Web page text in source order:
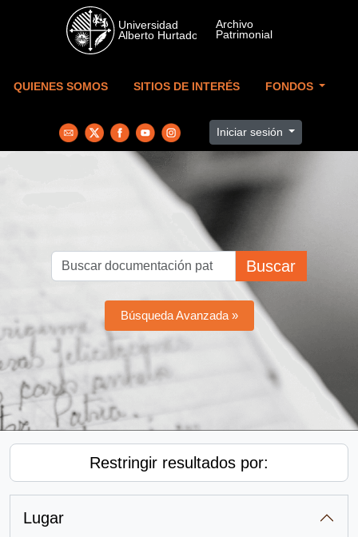
Skip to main content
QUIENES SOMOS SITIOS DE INTERÉS FONDOS
Iniciar sesión
Buscar
Búsqueda Avanzada »
Restringir resultados por:
Lugar